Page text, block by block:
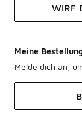
WIRF
Meine
Melde dich an,